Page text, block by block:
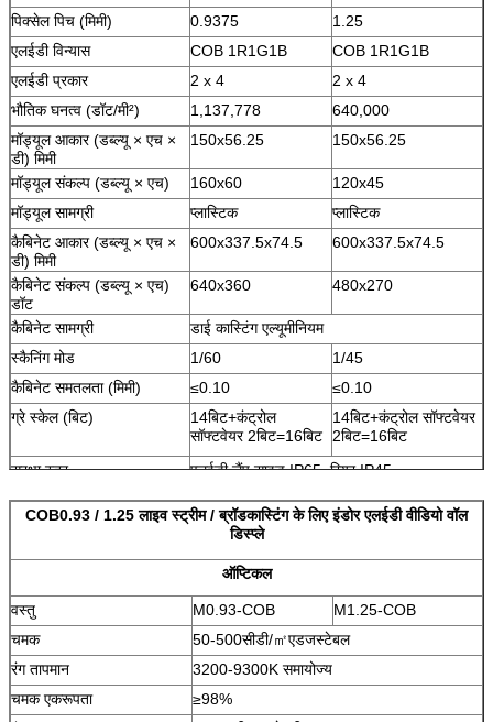
पिक्सेल पिच (मिमी)
0.9375
1.25
एलईडी विन्यास
COB 1R1G1B
COB 1R1G1B
एलईडी प्रकार
2 x 4
2 x 4
भौतिक घनत्व (डॉट/मी²)
1,137,778
640,000
मॉड्यूल आकार (डब्ल्यू × एच ×
डी) मिमी
150x56.25 150x56.25
मॉड्यूल संकल्प (डब्ल्यू × एच) 160x60
120x45
मॉड्यूल सामग्री
प्लास्टिक
प्लास्टिक
कैबिनेट आकार (डब्ल्यू × एच ×
डी) मिमी
600x337.5x74.5 600x337.5x74.5
कैबिनेट संकल्प (डब्ल्यू × एच)
डॉट
640x360 480x270
कैबिनेट सामग्री
डाई कास्टिंग एल्यूमीनियम
स्कैनिंग मोड
1/60
1/45
कैबिनेट समतलता (मिमी)
≤0.10
≤0.10
ग्रे स्केल (बिट)
14बिट+कंट्रोल
सॉफ्टवेयर 2बिट=16बिट
14बिट+कंट्रोल सॉफ्टवेयर
2बिट=16बिट
सुरक्षा स्तर
एलईडी लैंप साइड IP65, रियर IP45
स्थापना/सेवा विधि
फ्रंट या बैक इंस्टॉलेशन / फ्रंट सर्विस
COB0.93 / 1.25 लाइव स्ट्रीम / ब्रॉडकास्टिंग के लिए इंडोर एलईडी वीडियो वॉल
डिस्प्ले
ऑप्टिकल
वस्तु M0.93-COB
M1.25-COB
चमक
50-500सीडी/㎡एडजस्टेबल
रंग तापमान
3200-9300K समायोज्य
चमक एकरूपता
≥98%